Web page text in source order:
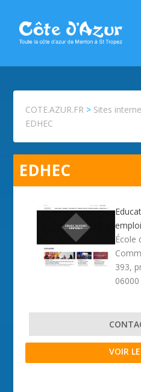
COTE.AZUR.FR > Sites
EDHEC
EDHEC
École
393,
VOIR